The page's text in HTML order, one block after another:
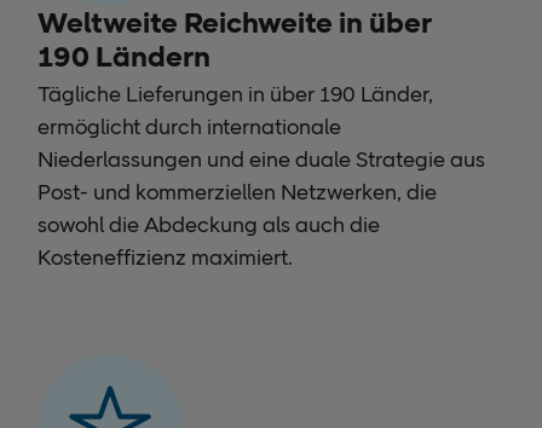
Weltweite Reichweite in über
190 Ländern
Tägliche Lieferungen in über 190 Länder,
ermöglicht durch internationale
Niederlassungen und eine duale Strategie aus
Post- und kommerziellen Netzwerken, die
sowohl die Abdeckung als auch die
Kosteneffizienz maximiert.